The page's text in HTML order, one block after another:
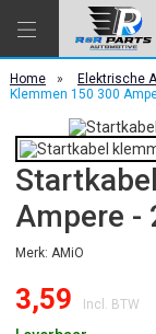
Home » Elektrische
Klemmen 150 300
Ampere -
Merk: AMiO
3,59 Incl. BTW